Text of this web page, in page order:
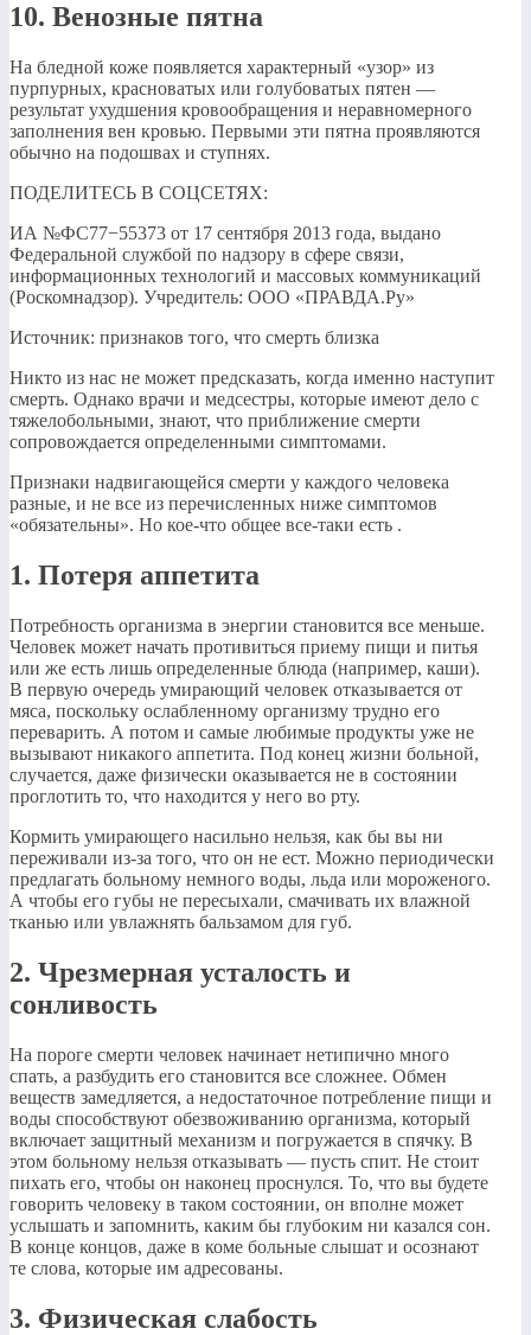
10. Венозные пятна
На бледной коже появляется характерный «узор» из
пурпурных, красноватых или голубоватых пятен —
результат ухудшения кровообращения и неравномерного
заполнения вен кровью. Первыми эти пятна проявляются
обычно на подошвах и ступнях.
ПОДЕЛИТЕСЬ В СОЦСЕТЯХ:
ИА №ФС77−55373 от 17 сентября 2013 года, выдано
Федеральной службой по надзору в сфере связи,
информационных технологий и массовых коммуникаций
(Роскомнадзор). Учредитель: ООО «ПРАВДА.Ру»
Источник: признаков того, что смерть близка
Никто из нас не может предсказать, когда именно наступит
смерть. Однако врачи и медсестры, которые имеют дело с
тяжелобольными, знают, что приближение смерти
сопровождается определенными симптомами.
Признаки надвигающейся смерти у каждого человека
разные, и не все из перечисленных ниже симптомов
«обязательны». Но кое-что общее все-таки есть .
1. Потеря аппетита
Потребность организма в энергии становится все меньше.
Человек может начать противиться приему пищи и питья
или же есть лишь определенные блюда (например, каши).
В первую очередь умирающий человек отказывается от
мяса, поскольку ослабленному организму трудно его
переварить. А потом и самые любимые продукты уже не
вызывают никакого аппетита. Под конец жизни больной,
случается, даже физически оказывается не в состоянии
проглотить то, что находится у него во рту.
Кормить умирающего насильно нельзя, как бы вы ни
переживали из-за того, что он не ест. Можно периодически
предлагать больному немного воды, льда или мороженого.
А чтобы его губы не пересыхали, смачивать их влажной
тканью или увлажнять бальзамом для губ.
2. Чрезмерная усталость и
сонливость
На пороге смерти человек начинает нетипично много
спать, а разбудить его становится все сложнее. Обмен
веществ замедляется, а недостаточное потребление пищи и
воды способствуют обезвоживанию организма, который
включает защитный механизм и погружается в спячку. В
этом больному нельзя отказывать — пусть спит. Не стоит
пихать его, чтобы он наконец проснулся. То, что вы будете
говорить человеку в таком состоянии, он вполне может
услышать и запомнить, каким бы глубоким ни казался сон.
В конце концов, даже в коме больные слышат и осознают
те слова, которые им адресованы.
3. Физическая слабость